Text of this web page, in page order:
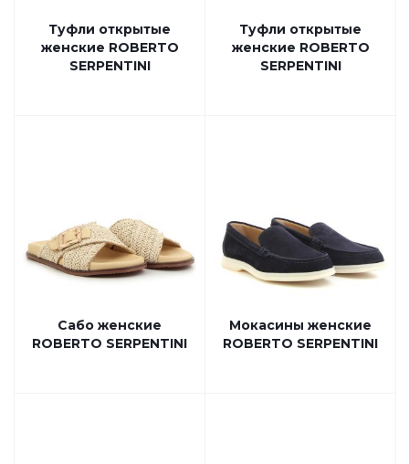
Туфли открытые
женские ROBERTO
SERPENTINI
Туфли открытые
женские ROBERTO
SERPENTINI
Сабо женские
ROBERTO SERPENTINI
Мокасины женские
ROBERTO SERPENTINI